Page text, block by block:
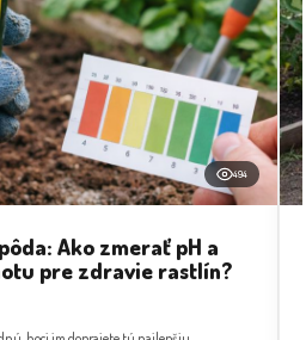
494
Ako zmerať pH a
pre zdravie rastlín?